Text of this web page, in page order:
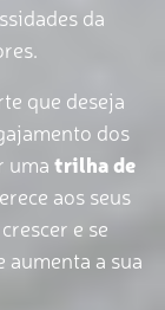
da
que deseja
dos
uma trilha de
aos seus
e se
a sua